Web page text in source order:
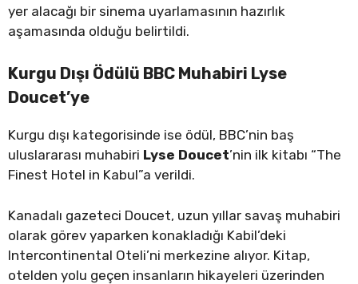
yer alacağı bir sinema uyarlamasının hazırlık
aşamasında olduğu belirtildi.
Kurgu Dışı Ödülü BBC Muhabiri Lyse
Doucet’ye
Kurgu dışı kategorisinde ise ödül, BBC’nin baş
uluslararası muhabiri Lyse Doucet’nin ilk kitabı “The
Finest Hotel in Kabul”a verildi.
Kanadalı gazeteci Doucet, uzun yıllar savaş muhabiri
olarak görev yaparken konakladığı Kabil’deki
Intercontinental Oteli’ni merkezine alıyor. Kitap,
otelden yolu geçen insanların hikayeleri üzerinden